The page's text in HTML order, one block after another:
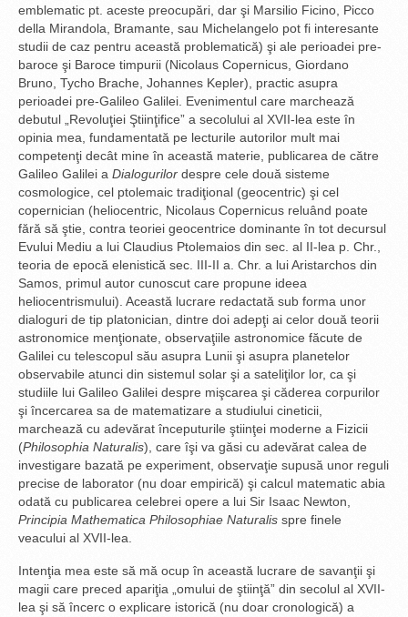
emblematic pt. aceste preocupări, dar şi Marsilio Ficino, Picco
della Mirandola, Bramante, sau Michelangelo pot fi interesante
studii de caz pentru această problematică) şi ale perioadei pre-
baroce şi Baroce timpurii (Nicolaus Copernicus, Giordano
Bruno, Tycho Brache, Johannes Kepler), practic asupra
perioadei pre-Galileo Galilei. Evenimentul care marchează
debutul „Revoluţiei Ştiinţifice” a secolului al XVII-lea este în
opinia mea, fundamentată pe lecturile autorilor mult mai
competenţi decât mine în această materie, publicarea de către
Galileo Galilei a Dialogurilor despre cele două sisteme
cosmologice, cel ptolemaic tradiţional (geocentric) şi cel
copernician (heliocentric, Nicolaus Copernicus reluând poate
fără să ştie, contra teoriei geocentrice dominante în tot decursul
Evului Mediu a lui Claudius Ptolemaios din sec. al II-lea p. Chr.,
teoria de epocă elenistică sec. III-II a. Chr. a lui Aristarchos din
Samos, primul autor cunoscut care propune ideea
heliocentrismului). Această lucrare redactată sub forma unor
dialoguri de tip platonician, dintre doi adepţi ai celor două teorii
astronomice menţionate, observaţiile astronomice făcute de
Galilei cu telescopul său asupra Lunii şi asupra planetelor
observabile atunci din sistemul solar şi a sateliţilor lor, ca şi
studiile lui Galileo Galilei despre mişcarea şi căderea corpurilor
şi încercarea sa de matematizare a studiului cineticii,
marchează cu adevărat începuturile ştiinţei moderne a Fizicii
(Philosophia Naturalis), care îşi va găsi cu adevărat calea de
investigare bazată pe experiment, observaţie supusă unor reguli
precise de laborator (nu doar empirică) şi calcul matematic abia
odată cu publicarea celebrei opere a lui Sir Isaac Newton,
Principia Mathematica Philosophiae Naturalis spre finele
veacului al XVII-lea.
Intenţia mea este să mă ocup în această lucrare de savanţii şi
magii care preced apariţia „omului de ştiinţă” din secolul al XVII-
lea şi să încerc o explicare istorică (nu doar cronologică) a